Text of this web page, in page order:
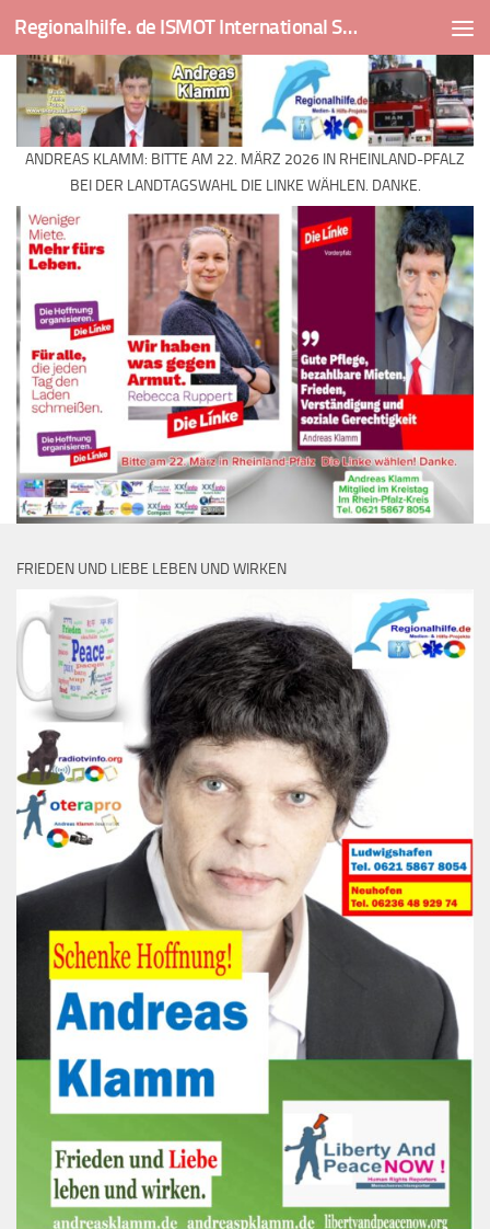
Skip to content Regionalhilfe. de ISMOT International Social And Medical Outreach Team
ANDREAS KLAMM: BITTE AM 22. MÄRZ 2026 IN RHEINLAND-PFALZ
BEI DER LANDTAGSWAHL DIE LINKE WÄHLEN. DANKE.
FRIEDEN UND LIEBE LEBEN UND WIRKEN